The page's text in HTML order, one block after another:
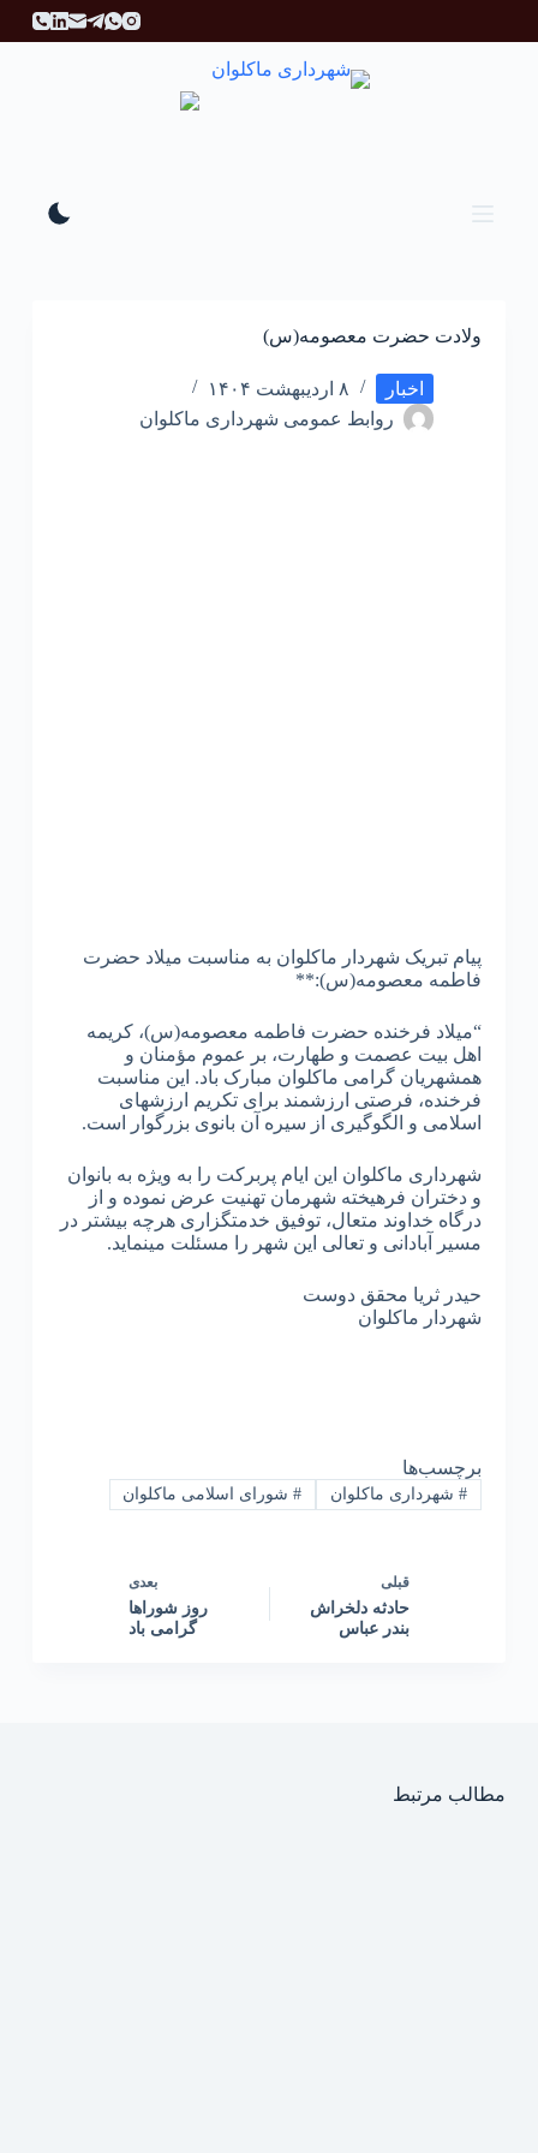
ر
ولادت حضرت معصومه(س)
اخبار
۸ اردیبهشت ۱۴۰۴
روابط عمومی شهرداری ماکلوان
پیام تبریک شهردار ماکلوان به مناسبت میلاد حضرت
فاطمه معصومه(س):**
“میلاد فرخنده حضرت فاطمه معصومه(س)، کریمه
اهل بیت عصمت و طهارت، بر عموم مؤمنان و
همشهریان گرامی ماکلوان مبارک باد. این مناسبت
فرخنده، فرصتی ارزشمند برای تکریم ارزشهای
اسلامی و الگوگیری از سیره آن بانوی بزرگوار است.
شهرداری ماکلوان این ایام پربرکت را به ویژه به بانوان
و دختران فرهیخته شهرمان تهنیت عرض نموده و از
درگاه خداوند متعال، توفیق خدمتگزاری هرچه بیشتر در
مسیر آبادانی و تعالی این شهر را مسئلت مینماید.
حیدر ثریا محقق دوست
شهردار ماکلوان
برچسب‌ها
#شهرداری ماکلوان #شورای اسلامی ماکلوان
قبلی
حادثه دلخراش
بندر عباس
بعدی
روز شوراها
گرامی باد
مطالب مرتبط